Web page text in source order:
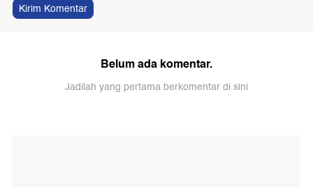
Kirim Komentar
Belum ada komentar.
Jadilah yang pertama berkomentar di sini